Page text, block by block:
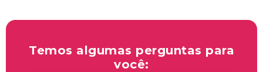
Temos algumas perguntas para
você: